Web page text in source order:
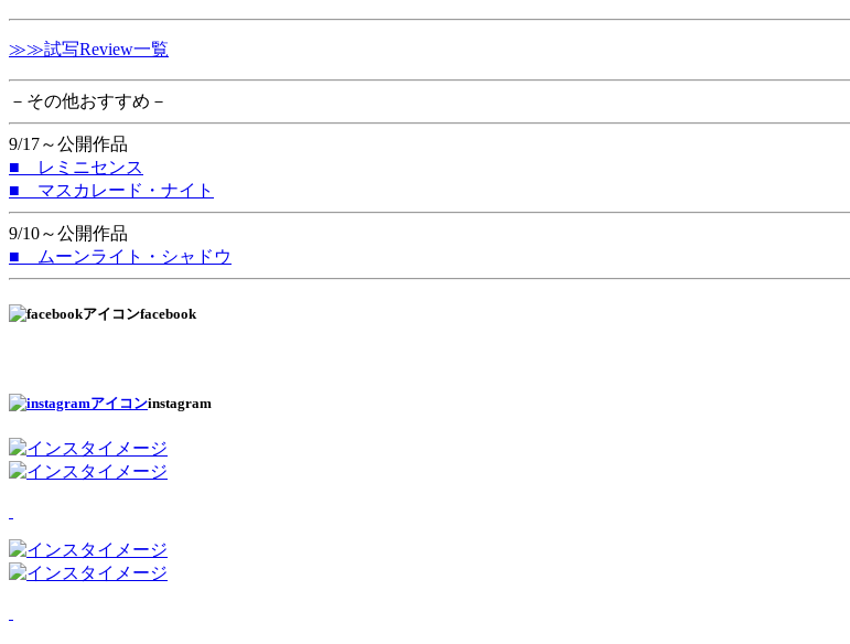
≫≫試写Review一覧
－その他おすすめ－
9/17～公開作品
■ レミニセンス
■ マスカレード・ナイト
9/10～公開作品
■ ムーンライト・シャドウ
facebook
instagram